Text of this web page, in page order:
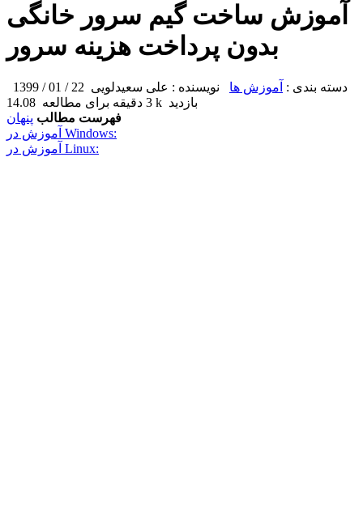
آموزش ساخت گیم سرور خانگی
بدون پرداخت هزینه سرور
دسته بندی : آموزش ها نویسنده : علی سعیدلویی
14.08k بازدید
فهرست مطالب پنهان
آموزش در Windows:
آموزش در Linux: